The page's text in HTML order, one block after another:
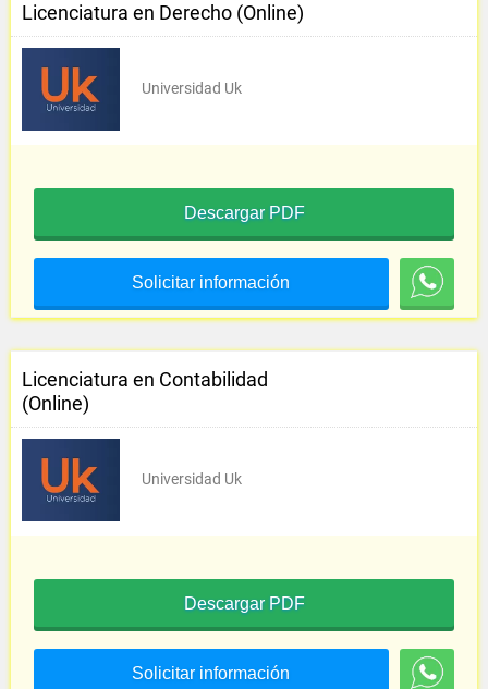
Licenciatura en Derecho (Online)
Universidad Uk
Descargar PDF
Solicitar información
Licenciatura en Contabilidad
(Online)
Universidad Uk
Descargar PDF
Solicitar información